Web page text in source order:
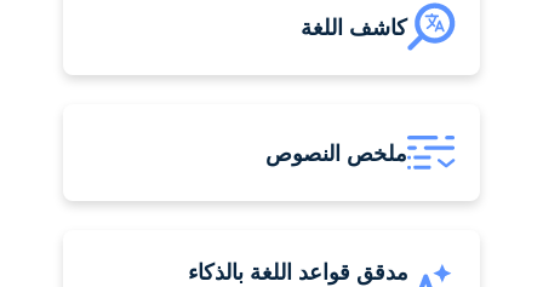
كاشف اللغة
ملخص النصوص
مدقق قواعد اللغة بالذكاء